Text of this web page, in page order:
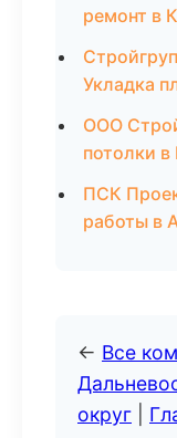
ремонт в
Укладка
ООО
потолки
ПСК
работы в
← Все
округ